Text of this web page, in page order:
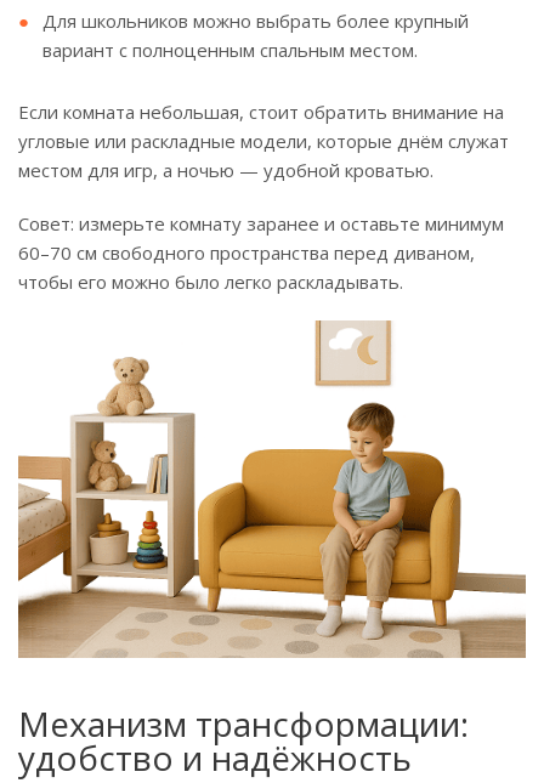
Для школьников можно выбрать более крупный
вариант с полноценным спальным местом.
Если комната небольшая, стоит обратить внимание на
угловые или раскладные модели, которые днём служат
местом для игр, а ночью — удобной кроватью.
Совет: измерьте комнату заранее и оставьте минимум
60–70 см свободного пространства перед диваном,
чтобы его можно было легко раскладывать.
Механизм трансформации:
удобство и надёжность